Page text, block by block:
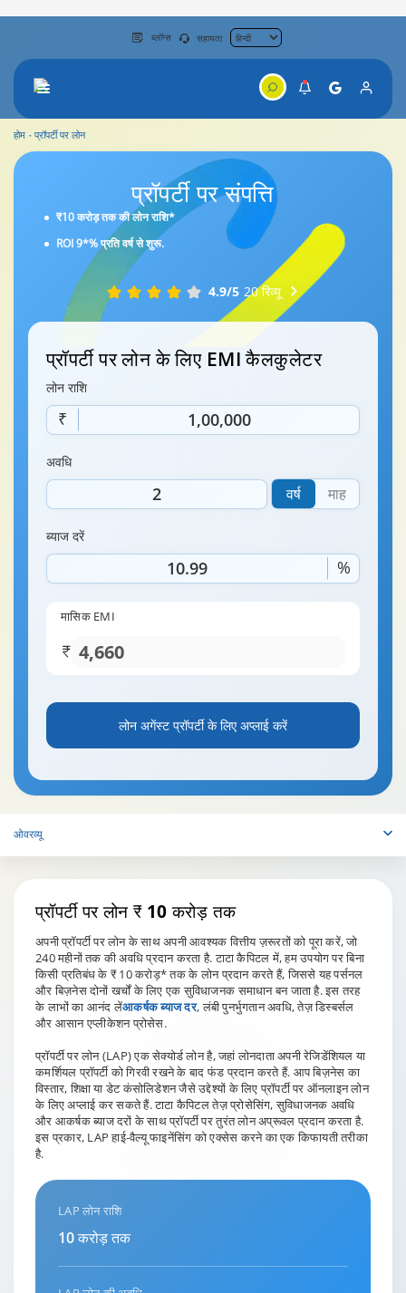
होम प्रॉपर्टी पर लोन
प्रॉपर्टी पर संपत्ति
₹10 करोड़ तक की लोन राशि*
ROI 9*% प्रति वर्ष से शुरू.
20 रिव्यू
लोन राशि
₹
वर्ष माह
%
अपनी प्रॉपर्टी पर लोन के साथ अपनी आवश्यक वित्तीय ज़रूरतों को पूरा करें, जो
240 महीनों तक की अवधि प्रदान करता है. टाटा कैपिटल में, हम उपयोग पर बिना
किसी प्रतिबंध के ₹ 10 करोड़* तक के लोन प्रदान करते हैं, जिससे यह पर्सनल
और बिज़नेस दोनों खर्चों के लिए एक सुविधाजनक समाधान बन जाता है. इस तरह
के लाभों का आनंद लेंआकर्षक ब्याज दर, लंबी पुनर्भुगतान अवधि, तेज़ डिस्बर्सल
और आसान एप्लीकेशन प्रोसेस.
कमर्शियल प्रॉपर्टी को गिरवी रखने के बाद फंड प्रदान करते हैं. आप बिज़नेस का
विस्तार, शिक्षा या डेट कंसोलिडेशन जैसे उद्देश्यों के लिए प्रॉपर्टी पर ऑनलाइन लोन
के लिए अप्लाई कर सकते हैं. टाटा कैपिटल तेज़ प्रोसेसिंग, सुविधाजनक अवधि
और आकर्षक ब्याज दरों के साथ प्रॉपर्टी पर तुरंत लोन अप्रूवल प्रदान करता है.
इस प्रकार, LAP हाई-वैल्यू फाइनेंसिंग को एक्सेस करने का एक किफायती तरीका
है.
10 करोड़ तक